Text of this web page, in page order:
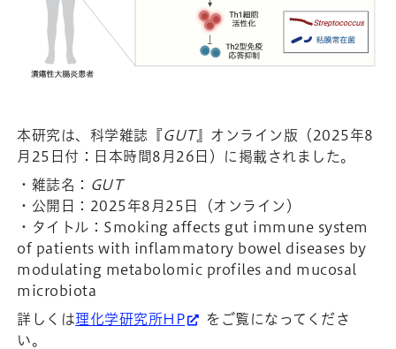
本研究は、科学雑誌『GUT』オンライン版（2025年8
月25日付：日本時間8月26日）に掲載されました。
・雑誌名：
GUT
・公開日：2025年8月25日（オンライン）
・タイトル：Smoking affects gut immune system
of patients with inflammatory bowel diseases by
modulating metabolomic profiles and mucosal
microbiota
詳しくは理化学研究所HP
をご覧になってくださ
い。